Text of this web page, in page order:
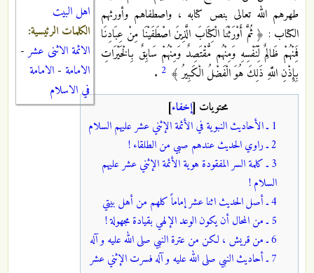
اهل البيت
الكلمات الرئيسية:
الائمة الاثنى عشر -
الامامة - الامامة
في الاسلام
طهرهم الله تعالى بنص كتابه ، واصطفاهم وأورثهم
الكتاب : ﴿ ثُمَّ أَوْرَثْنَا الْكِتَابَ الَّذِينَ اصْطَفَيْنَا مِنْ عِبَادِنَا
فَمِنْهُمْ ظَالِمٌ لِّنَفْسِهِ وَمِنْهُم مُّقْتَصِدٌ وَمِنْهُمْ سَابِقٌ بِالْخَيْرَاتِ
بِإِذْنِ اللَّهِ ذَلِكَ هُوَ الْفَضْلُ الْكَبِيرُ ﴾ 2
.
محتويات [إخفاء]
1 ـ الأحاديث النبوية في الأئمة الإثني عشر عليهم السلام
2 ـ راوي الحديث عندهم صبي من الطلقاء !
3 ـ كلمة السر المفقودة هوية الأئمة الإثني عشر عليهم
السلام !
4 ـ أصل الحديث اثنا عشر إماماً كلهم من أهل بيتي
5 ـ من المحال أن يكون الوعد الإلهي بقيادة مجهولة !
6 ـ من قريش ، لكن من عترة النبي صلى الله عليه و آله
7 ـ أحاديث النبي صلى الله عليه و آله فسرت الإثني عشر